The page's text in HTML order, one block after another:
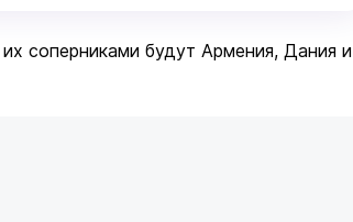
соперниками будут Армения, Дания и